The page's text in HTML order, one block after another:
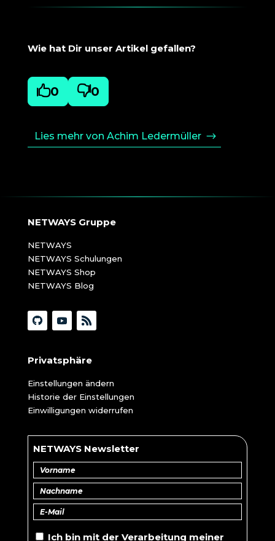
Wie hat Dir unser Artikel gefallen?
0 0
Lies mehr von Achim Ledermüller
NETWAYS Gruppe
NETWAYS
NETWAYS Schulungen
NETWAYS Shop
NETWAYS Blog
Privatsphäre
Einstellungen ändern
Historie der Einstellungen
Einwilligungen widerrufen
NETWAYS Newsletter
Ich bin mit der Verarbeitung meiner